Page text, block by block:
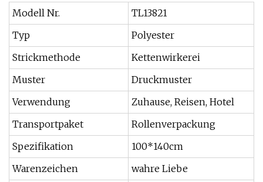
Modell Nr.
TL13821
Typ
Polyester
Strickmethode
Kettenwirkerei
Muster
Druckmuster
Verwendung
Zuhause, Reisen, Hotel
Transportpaket
Rollenverpackung
Spezifikation
100*140cm
Warenzeichen
wahre Liebe